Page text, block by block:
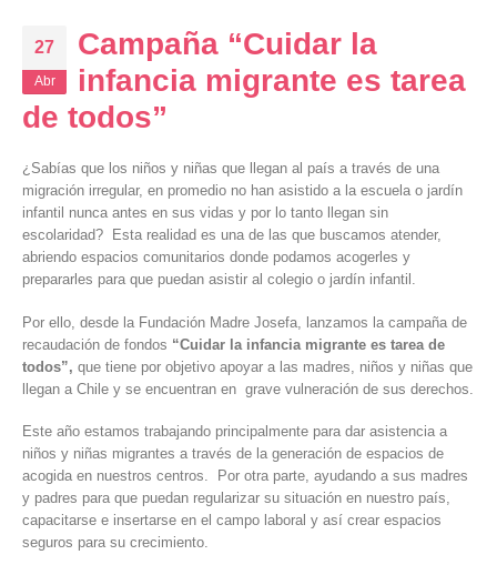
27
Abr
Campaña “Cuidar la
infancia migrante es tarea
de todos”
¿Sabías que los niños y niñas que llegan al país a través de una
migración irregular, en promedio no han asistido a la escuela o jardín
infantil nunca antes en sus vidas y por lo tanto llegan sin
escolaridad? Esta realidad es una de las que buscamos atender,
abriendo espacios comunitarios donde podamos acogerles y
prepararles para que puedan asistir al colegio o jardín infantil.
Por ello, desde la Fundación Madre Josefa, lanzamos la campaña de
recaudación de fondos “Cuidar la infancia migrante es tarea de
todos”, que tiene por objetivo apoyar a las madres, niños y niñas que
llegan a Chile y se encuentran en grave vulneración de sus derechos.
Este año estamos trabajando principalmente para dar asistencia a
niños y niñas migrantes a través de la generación de espacios de
acogida en nuestros centros. Por otra parte, ayudando a sus madres
y padres para que puedan regularizar su situación en nuestro país,
capacitarse e insertarse en el campo laboral y así crear espacios
seguros para su crecimiento.